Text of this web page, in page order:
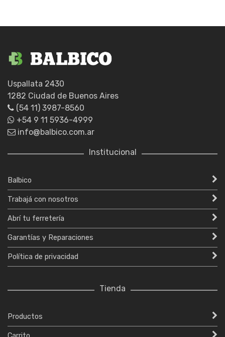
Uspallata 2430
1282 Ciudad de Buenos Aires
(54 11) 3987-8560
+54 9 11 5936-4999
info@balbico.com.ar
Institucional
Balbico
Trabajá con nosotros
Abrí tu ferretería
Garantías y Reparaciones
Política de privacidad
Tienda
Productos